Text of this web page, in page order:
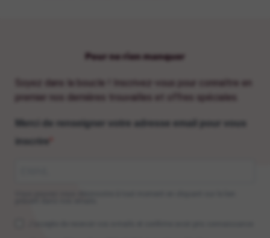
Pour ne rien manquer
Soyez dans la boucle ! Inscrivez-vous pour connaître en
premier nos dernières trouvailles et offres spéciales.
Merci de renseigner votre adresse email pour vous